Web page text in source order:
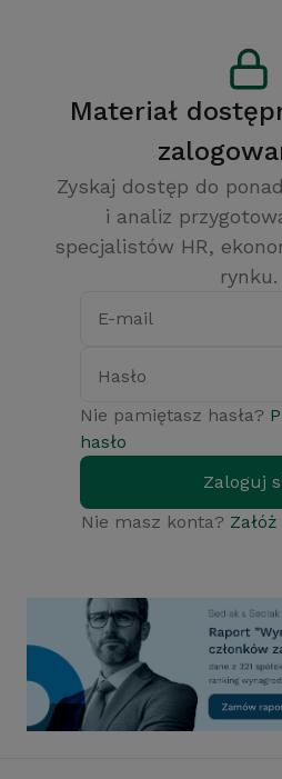
Materiał dostępny tylko dla
Zyskaj dostęp do
i analiz
specjalistów HR,
rynku.
E-mail
Hasło
Nie pamiętasz hasła?
hasło
Zaloguj
Nie masz konta?